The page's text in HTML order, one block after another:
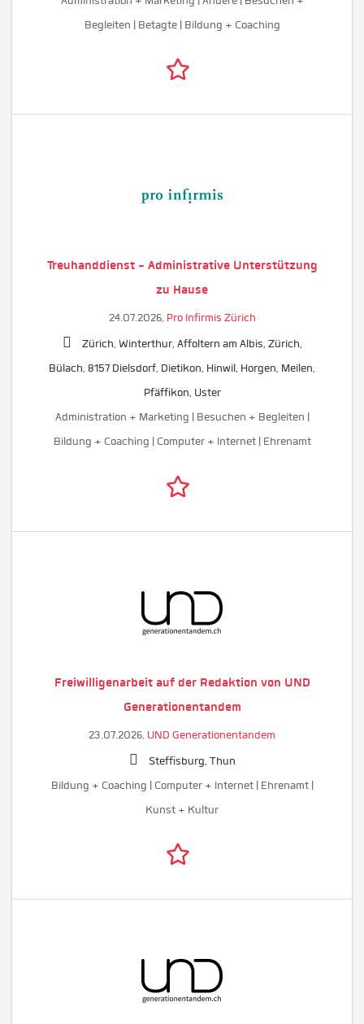
Begleiten | Betagte | Bildung + Coaching
Treuhanddienst - Administrative Unterstützung
zu Hause
24.07.2026, Pro Infirmis Zürich
Zürich, Winterthur, Affoltern am Albis, Zürich,
Bülach, 8157 Dielsdorf, Dietikon, Hinwil, Horgen, Meilen,
Pfäffikon, Uster
Administration + Marketing | Besuchen + Begleiten |
Bildung + Coaching | Computer + Internet | Ehrenamt
Freiwilligenarbeit auf der Redaktion von UND
Generationentandem
23.07.2026, UND Generationentandem
Steffisburg, Thun
Bildung + Coaching | Computer + Internet | Ehrenamt |
Kunst + Kultur